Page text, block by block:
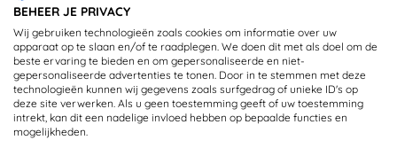
JURIDISCH
Privacyverklaring
Disclaimer
BEHEER JE PRIVACY
Wij gebruiken technologieën zoals cookies om informatie over uw
apparaat op te slaan en/of te raadplegen. We doen dit met als doel om de
beste ervaring te bieden en om gepersonaliseerde en niet-
gepersonaliseerde advertenties te tonen. Door in te stemmen met deze
technologieën kunnen wij gegevens zoals surfgedrag of unieke ID's op
deze site verwerken. Als u geen toestemming geeft of uw toestemming
intrekt, kan dit een nadelige invloed hebben op bepaalde functies en
mogelijkheden.